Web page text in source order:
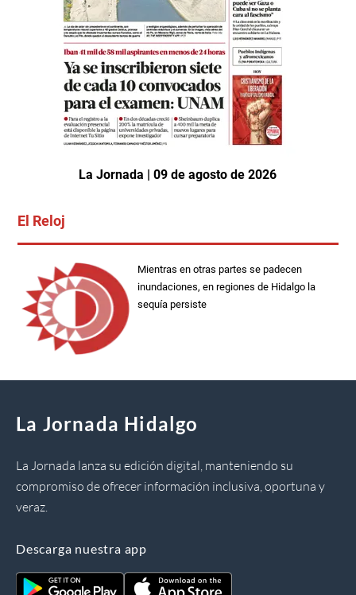
La Jornada | 09 de agosto de 2026
El Reloj
Mientras en otras partes se padecen
inundaciones, en regiones de Hidalgo la
sequía persiste
La Jornada Hidalgo
La Jornada lanza su edición digital, manteniendo su
compromiso de ofrecer información inclusiva, oportuna y
veraz.
Descarga nuestra app